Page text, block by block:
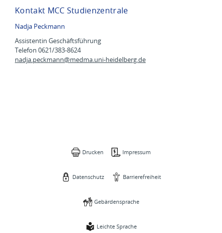
Kontakt MCC Studienzentrale
Nadja Peckmann
Assistentin Geschäftsführung
Telefon 0621/383-8624
nadja.peckmann@medma.uni-heidelberg.de
Drucken Impressum
Datenschutz Barrierefreiheit
Gebärdensprache
Leichte Sprache